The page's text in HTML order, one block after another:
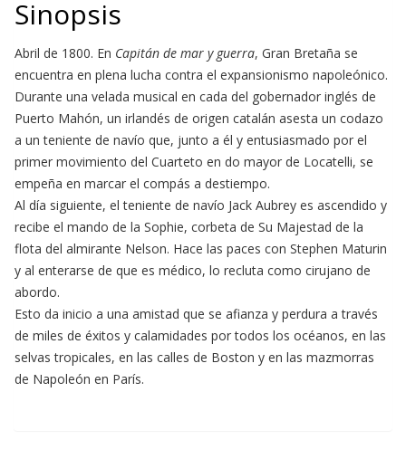
Sinopsis
Abril de 1800. En Capitán de mar y guerra, Gran Bretaña se
encuentra en plena lucha contra el expansionismo napoleónico.
Durante una velada musical en cada del gobernador inglés de
Puerto Mahón, un irlandés de origen catalán asesta un codazo
a un teniente de navío que, junto a él y entusiasmado por el
primer movimiento del Cuarteto en do mayor de Locatelli, se
empeña en marcar el compás a destiempo.
Al día siguiente, el teniente de navío Jack Aubrey es ascendido y
recibe el mando de la Sophie, corbeta de Su Majestad de la
flota del almirante Nelson. Hace las paces con Stephen Maturin
y al enterarse de que es médico, lo recluta como cirujano de
abordo.
Esto da inicio a una amistad que se afianza y perdura a través
de miles de éxitos y calamidades por todos los océanos, en las
selvas tropicales, en las calles de Boston y en las mazmorras
de Napoleón en París.